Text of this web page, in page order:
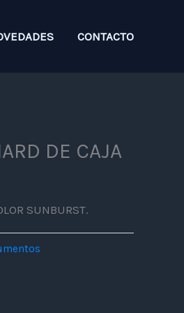
CONTACTO
DE CAJA
SUNBURST.